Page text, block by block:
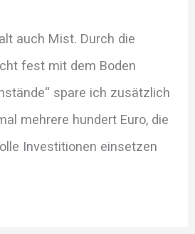
auch Mist. Durch die
fest mit dem Boden
spare ich zusätzlich
mehrere hundert Euro, die
Investitionen einsetzen